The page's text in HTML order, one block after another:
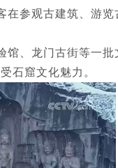
参观古建筑、游
、龙门古街等一
石窟文化魅力。